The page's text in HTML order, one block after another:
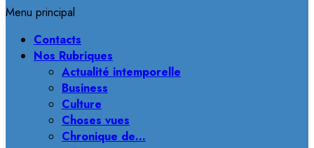
Menu principal
Contacts
Nos Rubriques
Actualité intemporelle
Business
Culture
Choses vues
Chronique de…